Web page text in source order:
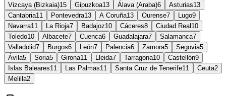
Vizcaya (Bizkaia)15 Gipuzkoa13 Álava (Araba)6 Asturias13
Cantabria11 Pontevedra13 A Coruña13 Ourense7 Lugo9
Navarra11 La Rioja7 Badajoz10 Cáceres8 Ciudad Real 10
Toledo10 Albacete7 Cuenca6 Guadalajara7 Salamanca7
Valladolid7 Burgos6 León7 Palencia6 Zamora5 Segovia5
Ávila5 Soria5 Girona11 Lleida7 Tarragona10 Castellón9
Islas Baleares11 Las Palmas11 Santa Cruz de Tenerife11 Ceuta2
Melilla2